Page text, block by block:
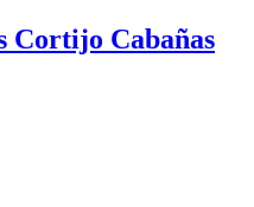
Cortijo Cabañas